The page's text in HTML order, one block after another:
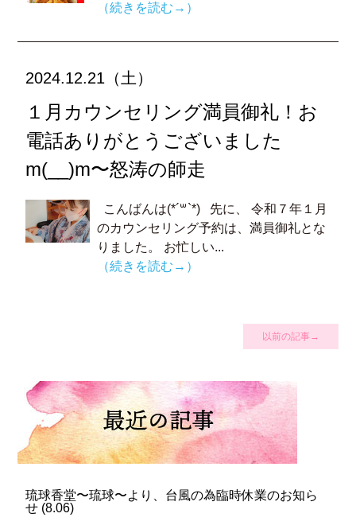
（続きを読む→）
2024.12.21（土）
１月カウンセリング満員御礼！お
電話ありがとうございました
m(__)m〜怒涛の師走
こんばんは(*´꒳`*) 先に、 令和７年１月
のカウンセリング予約は、満員御礼とな
りました。 お忙しい...
（続きを読む→）
以前の記事→
琉球香堂〜琉球〜より、台風の為臨時休業のお知ら
せ (8.06)